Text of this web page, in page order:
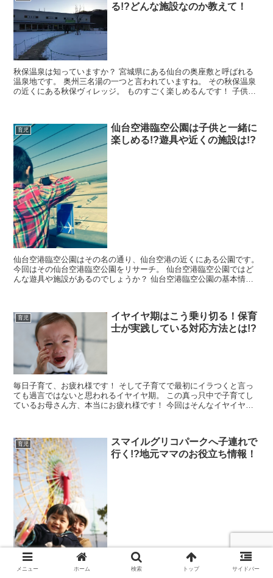
る!?どんな施設なのか教えて！
秋保温泉は知っていますか？ 宮城県にある仙台の奥座敷と呼ばれる
温泉地です。 奥州三名湯の一つと言われていますね。 その秋保温泉
の近くにある秋保ヴィレッジ。 ものすごく楽しめるんです！ 子供連
育児
仙台空港臨空公園は子供と一緒に
楽しめる!?遊具や近くの施設は!?
仙台空港臨空公園はその名の通り、仙台空港の近くにある公園です。
今回はその仙台空港臨空公園をリサーチ。 仙台空港臨空公園ではど
んな遊具や施設があるのでしょうか？ 仙台空港臨空公園の基本情報
育児
イヤイヤ期はこう乗り切る！保育
士が実践している対応方法とは!?
毎日子育て、お疲れ様です！ そして子育てで最初にイラつくと言っ
ても過言ではないと思われるイヤイヤ期。 この真っ只中で子育てし
ているお母さん方、本当にお疲れ様です！ 今回はそんなイヤイヤ期
育児
スマイルグリコパークへ子連れで
行く!?地元ママのお役立ち情報！
メニュー ホーム 検索 トップ サイドバー